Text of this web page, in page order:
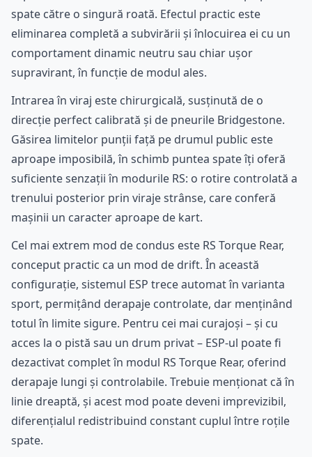
spate către o singură roată. Efectul practic este
eliminarea completă a subvirării și înlocuirea ei cu un
comportament dinamic neutru sau chiar ușor
supravirant, în funcție de modul ales.
Intrarea în viraj este chirurgicală, susținută de o
direcție perfect calibrată și de pneurile Bridgestone.
Găsirea limitelor punții față pe drumul public este
aproape imposibilă, în schimb puntea spate îți oferă
suficiente senzații în modurile RS: o rotire controlată a
trenului posterior prin viraje strânse, care conferă
mașinii un caracter aproape de kart.
Cel mai extrem mod de condus este RS Torque Rear,
conceput practic ca un mod de drift. În această
configurație, sistemul ESP trece automat în varianta
sport, permițând derapaje controlate, dar menținând
totul în limite sigure. Pentru cei mai curajoși – și cu
acces la o pistă sau un drum privat – ESP-ul poate fi
dezactivat complet în modul RS Torque Rear, oferind
derapaje lungi și controlabile. Trebuie menționat că în
linie dreaptă, și acest mod poate deveni imprevizibil,
diferențialul redistribuind constant cuplul între roțile
spate.